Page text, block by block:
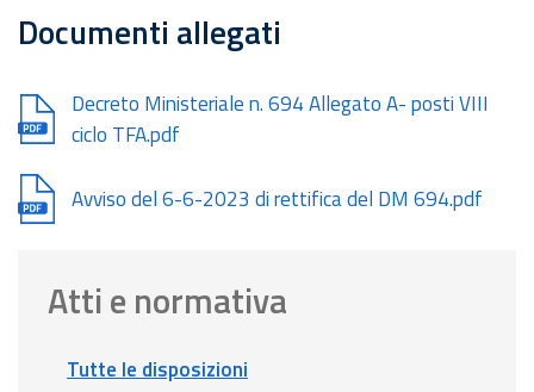
Documenti allegati
Document
Decreto Ministeriale n. 694 Allegato A- posti VIII
ciclo TFA.pdf
Document
Avviso del 6-6-2023 di rettifica del DM 694.pdf
Atti e normativa
Tutte le disposizioni